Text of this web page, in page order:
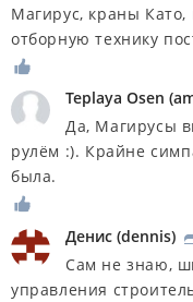
Магирус, краны
отборную технику
Teplaya Osen (
Да, Магирусы
рулём :). Крайне
была.
Денис (dennis)
Сам не знаю,
управления